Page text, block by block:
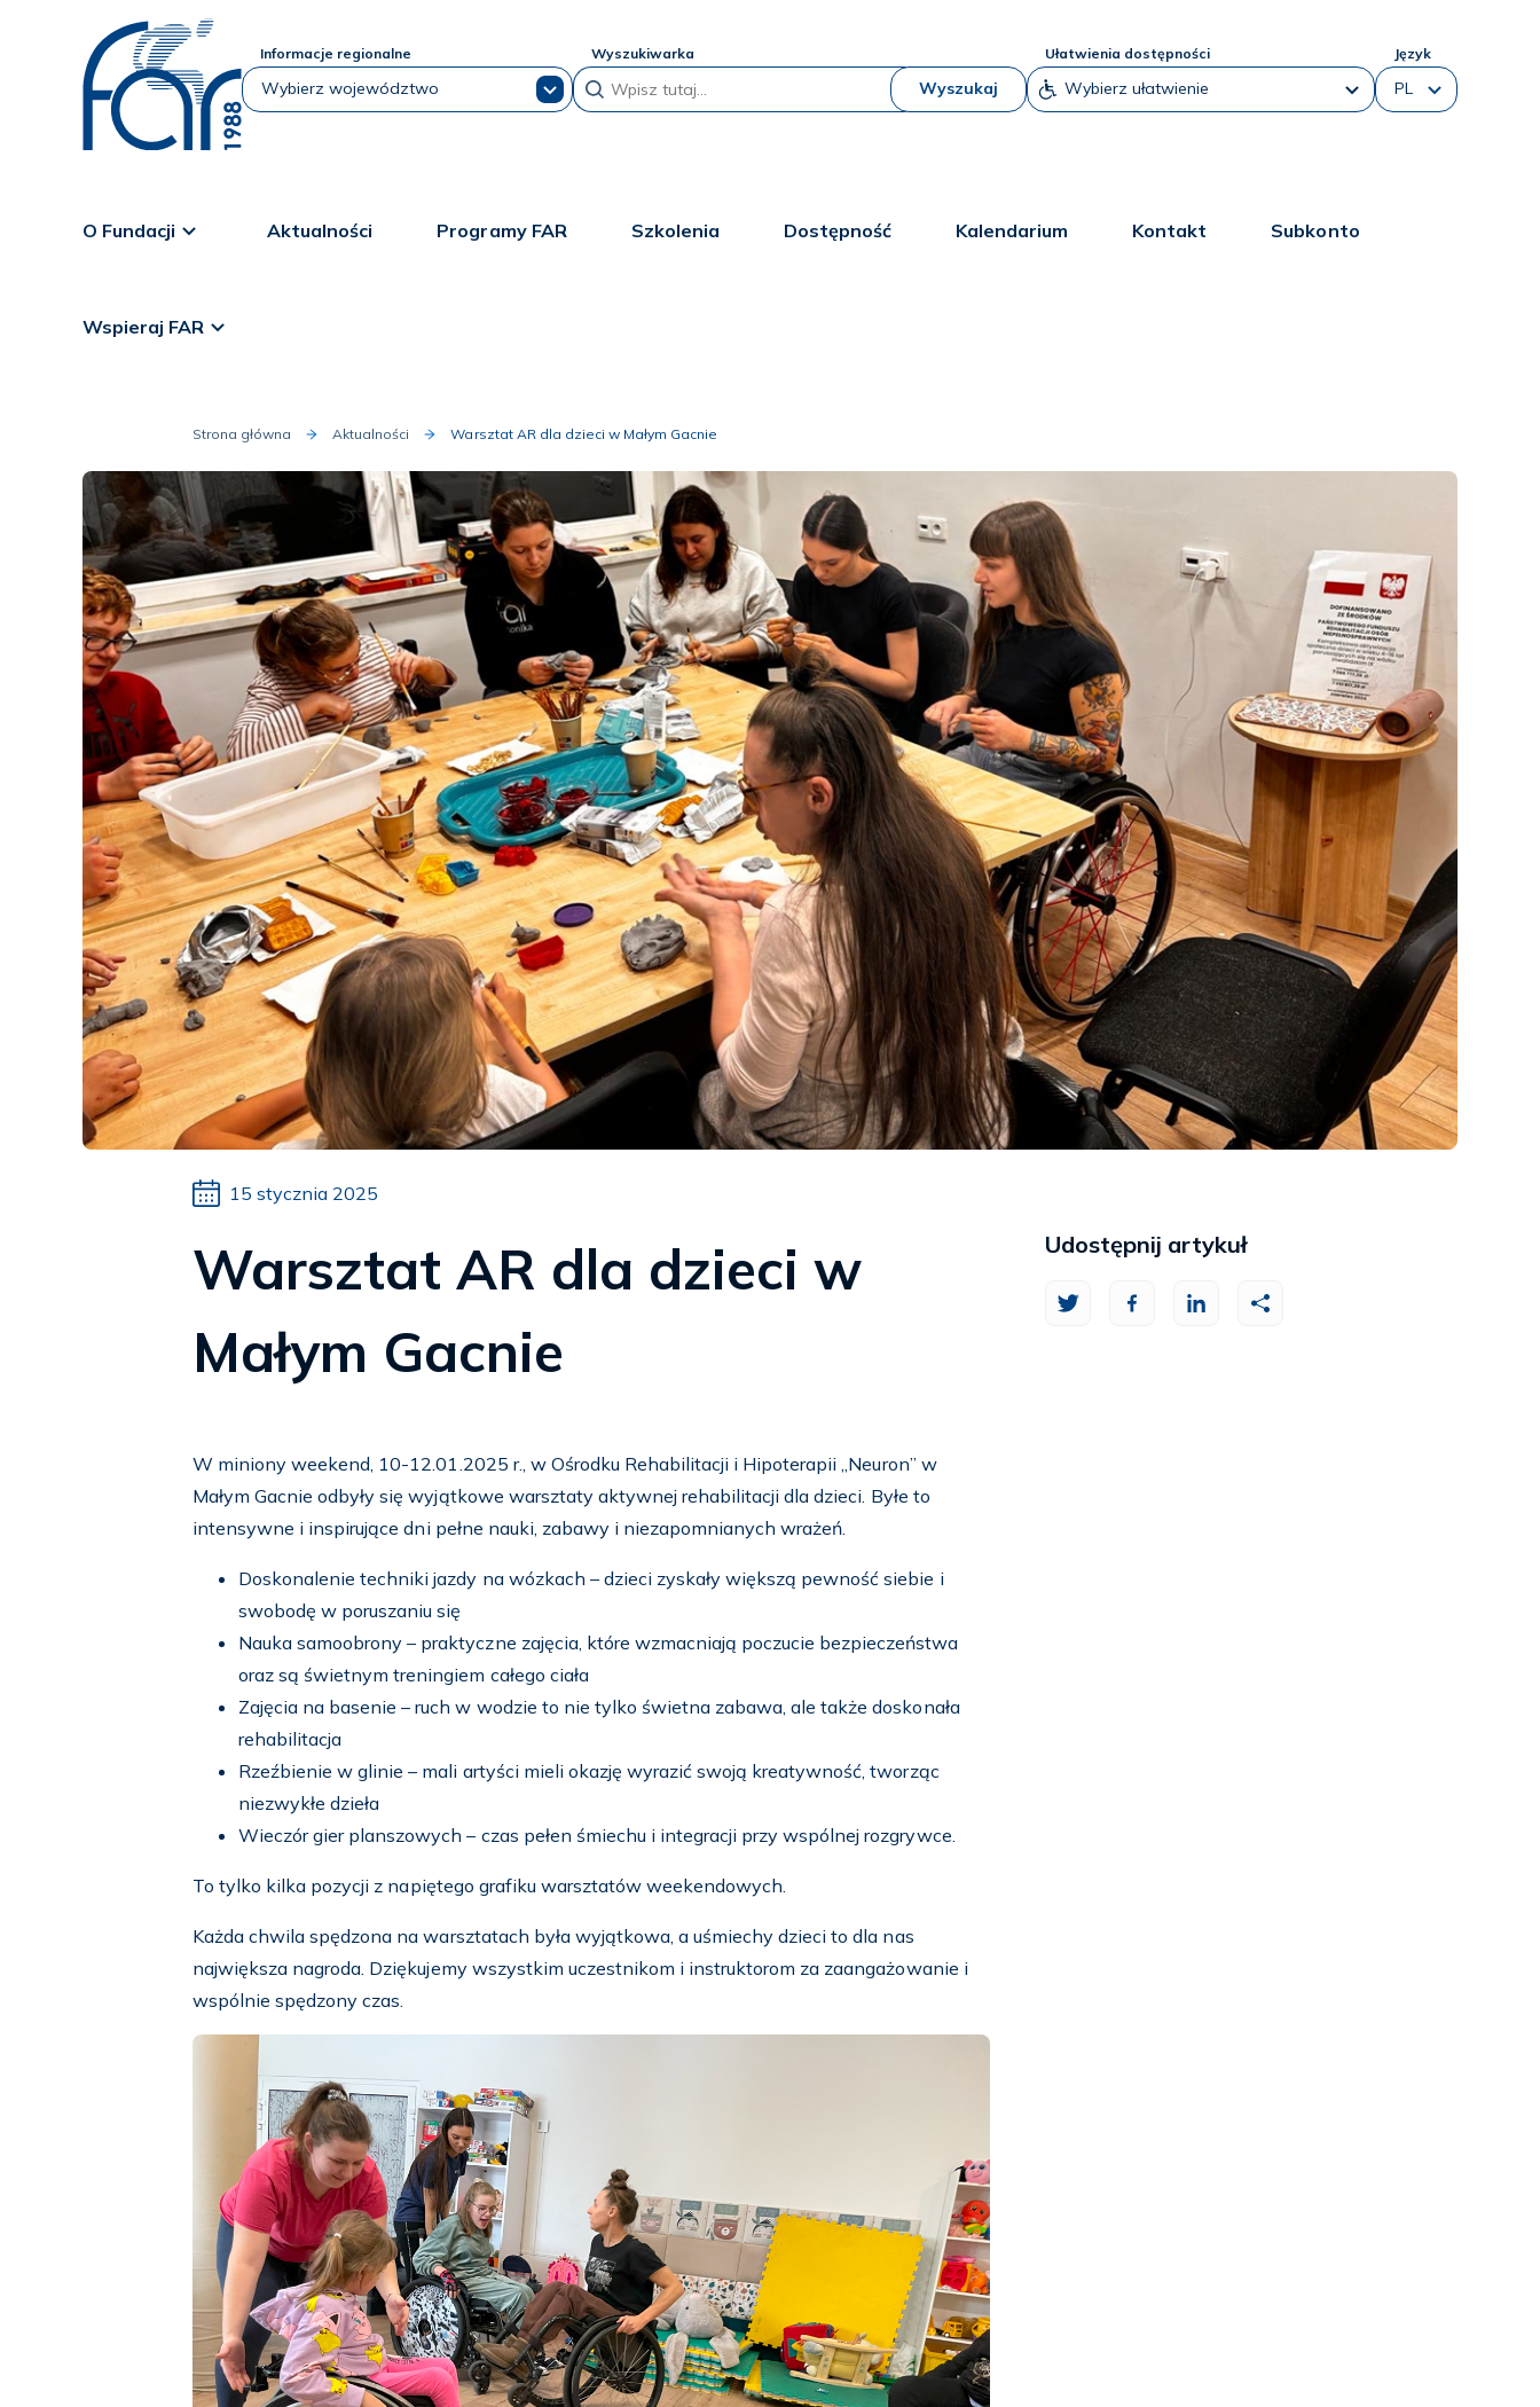
Informacje regionalne Wyszukiwarka
Wyszukaj
Ułatwienia dostępności Język
O Fundacji Aktualności Programy FAR Szkolenia Dostępność Kalendarium Kontakt Subkonto
Wspieraj FAR
Strona główna Aktualności Warsztat AR dla dzieci w Małym Gacnie
15 stycznia 2025
Warsztat AR dla dzieci w
Małym Gacnie
W miniony weekend, 10-12.01.2025 r., w Ośrodku Rehabilitacji i Hipoterapii „Neuron” w
Małym Gacnie odbyły się wyjątkowe warsztaty aktywnej rehabilitacji dla dzieci. Byłe to
intensywne i inspirujące dni pełne nauki, zabawy i niezapomnianych wrażeń.
Doskonalenie techniki jazdy na wózkach – dzieci zyskały większą pewność siebie i
swobodę w poruszaniu się
Nauka samoobrony – praktyczne zajęcia, które wzmacniają poczucie bezpieczeństwa
oraz są świetnym treningiem całego ciała
Zajęcia na basenie – ruch w wodzie to nie tylko świetna zabawa, ale także doskonała
rehabilitacja
Rzeźbienie w glinie – mali artyści mieli okazję wyrazić swoją kreatywność, tworząc
niezwykłe dzieła
Wieczór gier planszowych – czas pełen śmiechu i integracji przy wspólnej rozgrywce.
To tylko kilka pozycji z napiętego grafiku warsztatów weekendowych.
Każda chwila spędzona na warsztatach była wyjątkowa, a uśmiechy dzieci to dla nas
największa nagroda. Dziękujemy wszystkim uczestnikom i instruktorom za zaangażowanie i
wspólnie spędzony czas.
Udostępnij artykuł